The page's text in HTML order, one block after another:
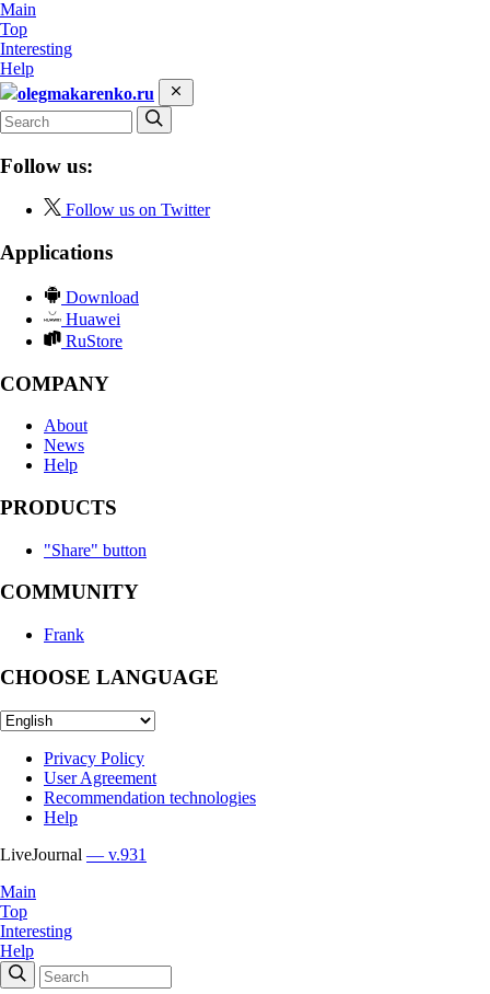
Main
Top
Interesting
Help
olegmakarenko.ru
Follow us:
Follow us on Twitter
Applications
Download
Huawei
RuStore
COMPANY
About
News
Help
PRODUCTS
"Share" button
COMMUNITY
Frank
CHOOSE LANGUAGE
Privacy Policy
User Agreement
Recommendation technologies
Help
LiveJournal — v.931
Main
Top
Interesting
Help